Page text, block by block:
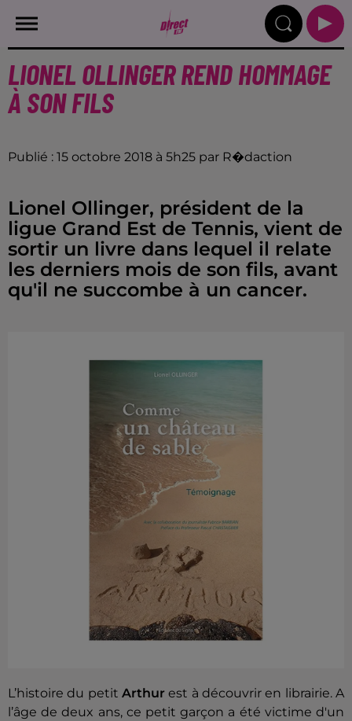
LIONEL OLLINGER REND HOMMAGE
À SON FILS
Publié : 15 octobre 2018 à 5h25 par R�daction
Lionel Ollinger, président de la
ligue Grand Est de Tennis, vient de
sortir un livre dans lequel il relate
les derniers mois de son fils, avant
qu'il ne succombe à un cancer.
L’histoire du petit Arthur est à découvrir en librairie. A
l’âge de deux ans, ce petit garçon a été victime d'un